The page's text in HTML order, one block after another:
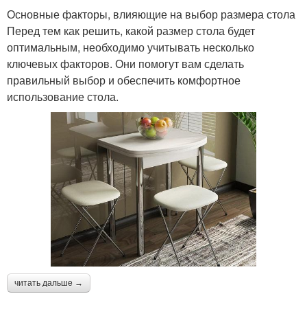
Основные факторы, влияющие на выбор размера стола
Перед тем как решить, какой размер стола будет
оптимальным, необходимо учитывать несколько
ключевых факторов. Они помогут вам сделать
правильный выбор и обеспечить комфортное
использование стола.
читать дальше →